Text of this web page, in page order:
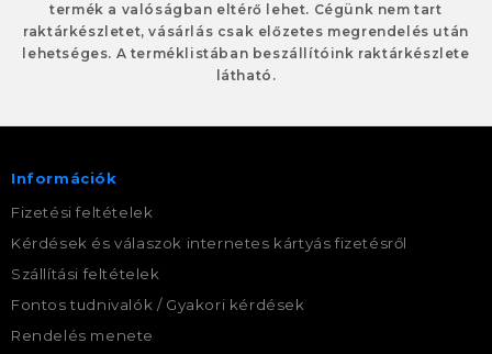
termék a valóságban eltérő lehet. Cégünk nem tart
raktárkészletet, vásárlás csak előzetes megrendelés után
lehetséges. A terméklistában beszállítóink raktárkészlete
látható.
Információk
Fizetési feltételek
Kérdések és válaszok internetes kártyás fizetésről
Szállítási feltételek
Fontos tudnivalók / Gyakori kérdések
Rendelés menete